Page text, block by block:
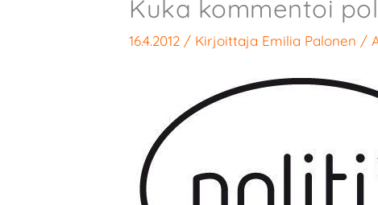
Kuka kommentoi
16.4.2012 / Kirjoittaja Emilia Palonen /